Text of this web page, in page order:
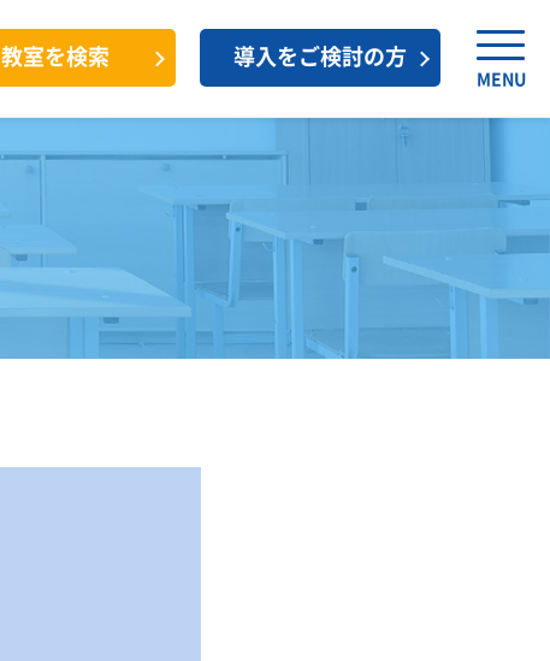
教室を検索 導入をご検討の方
MENU